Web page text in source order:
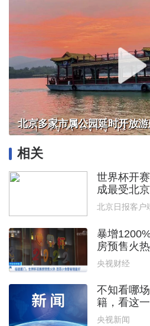
相关
世界杯开
成最受北
北京日报客户
暴增
房预售火热
央视财经
不知看哪
籍，看这
央视新闻